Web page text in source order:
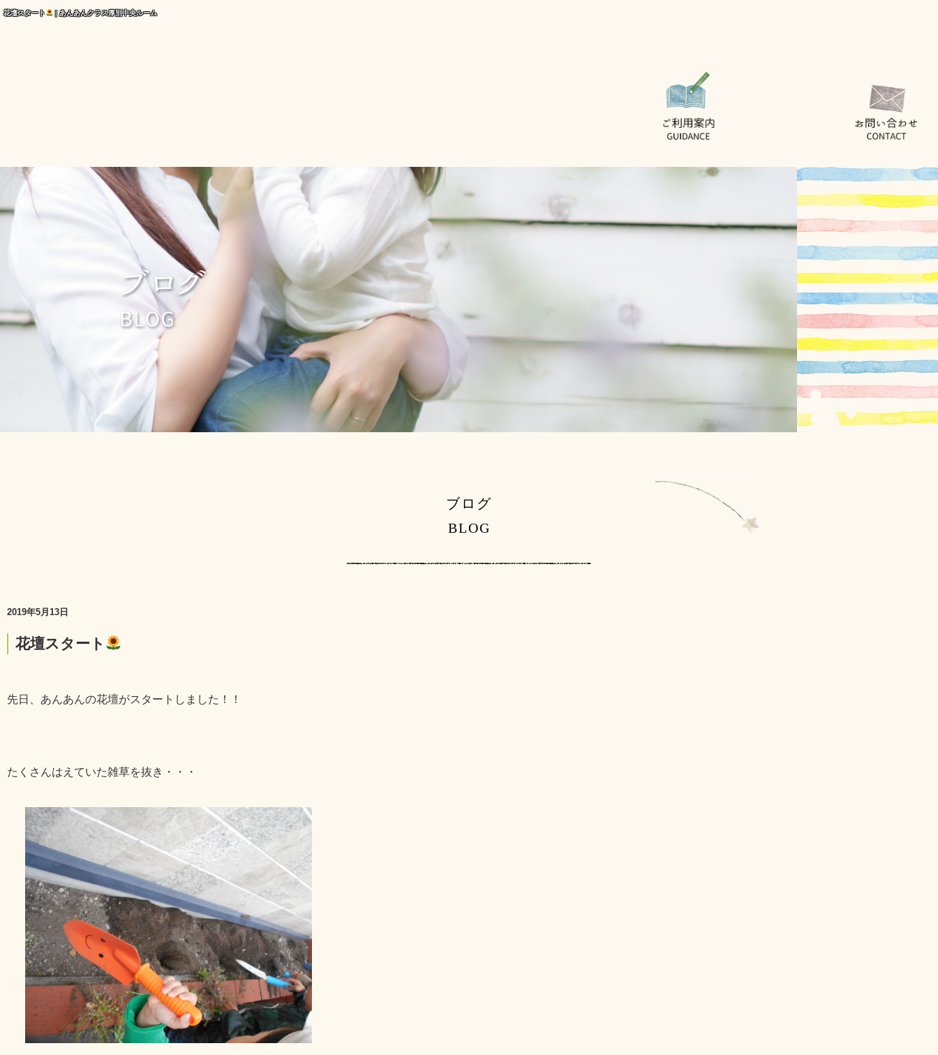
花壇スタート | あんあんクラス厚別中央ルーム
ブログ
BLOG
2019年5月13日
花壇スタート
先日、あんあんの花壇がスタートしました！！
たくさんはえていた雑草を抜き・・・